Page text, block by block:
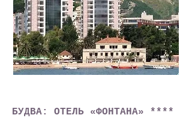
БУДВА: ОТЕЛЬ «ФОНТАНА» ****